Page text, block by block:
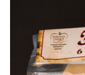
PORTADA
TODOS
LOTES